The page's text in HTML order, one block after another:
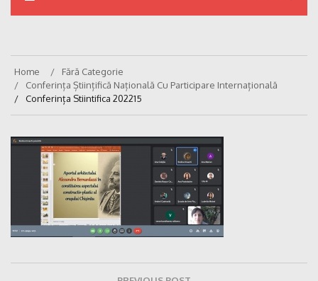
Home
Fără Categorie
Conferința Științifică Națională Cu Participare Internațională
Conferința Stiintifica 202215